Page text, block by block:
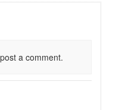
a comment.